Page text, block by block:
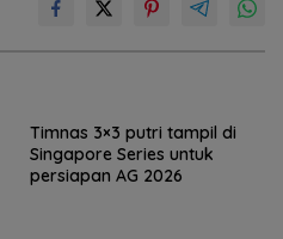
Timnas 3×3 putri tampil di
Singapore Series untuk
persiapan AG 2026